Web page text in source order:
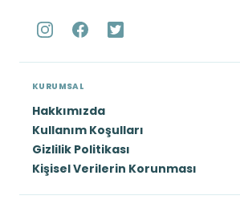
KURUMSAL
Hakkımızda
Kullanım Koşulları
Gizlilik Politikası
Kişisel Verilerin Korunması